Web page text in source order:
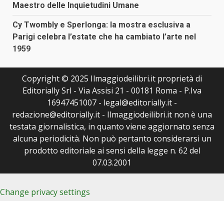
Maestro delle Inquietudini Umane
Cy Twombly e Sperlonga: la mostra esclusiva a
Parigi celebra l’estate che ha cambiato l’arte nel
1959
Copyright © 2025 Ilmaggiodeilibri.it proprietà di
Editorially Srl - Via Assisi 21 - 00181 Roma - P.Iva
16947451007 - legal@editorially.it -
redazione@editorially.it - Ilmaggiodeilibri.it non è una
testata giornalistica, in quanto viene aggiornato senza
alcuna periodicità. Non può pertanto considerarsi un
prodotto editoriale ai sensi della legge n. 62 del
07.03.2001
Change privacy settings